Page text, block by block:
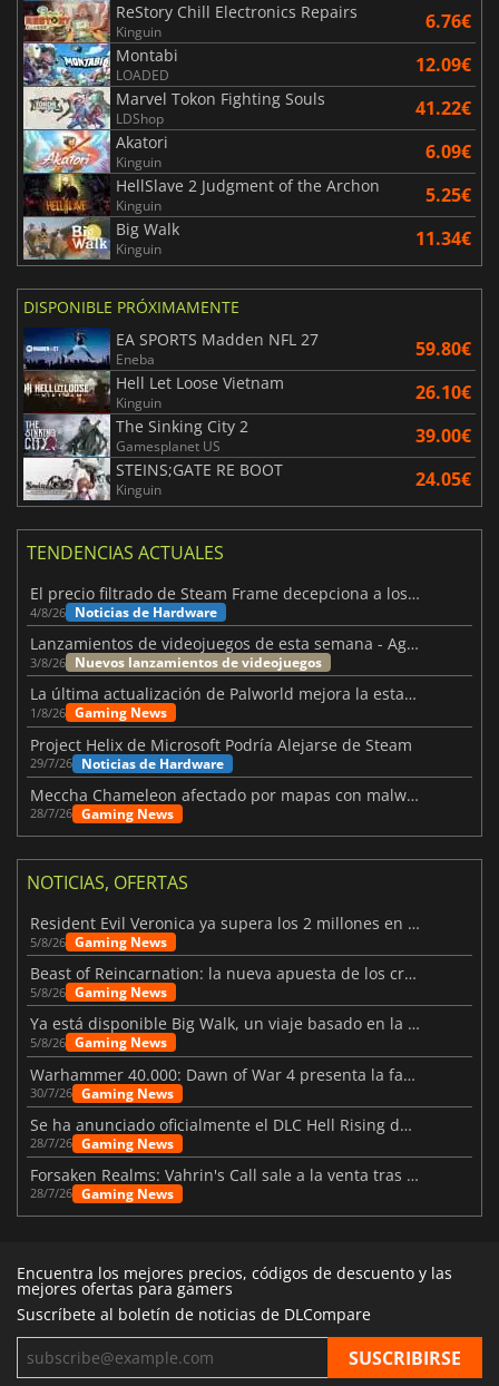
ReStory Chill Electronics Repairs
Kinguin 6.76€
Montabi
LOADED 12.09€
Marvel Tokon Fighting Souls
LDShop 41.22€
Akatori
Kinguin 6.09€
HellSlave 2 Judgment of the Archon
Kinguin 5.25€
Big Walk
Kinguin 11.34€
DISPONIBLE PRÓXIMAMENTE
EA SPORTS Madden NFL 27
Eneba 59.80€
Hell Let Loose Vietnam
Kinguin 26.10€
The Sinking City 2
Gamesplanet US 39.00€
STEINS;GATE RE BOOT
Kinguin 24.05€
TENDENCIAS ACTUALES
El precio filtrado de Steam Frame decepciona a los usuarios
4/8/26 Noticias de Hardware
Lanzamientos de videojuegos de esta semana - Agosto de 2026 (semana 32)
3/8/26 Nuevos lanzamientos de videojuegos
La última actualización de Palworld mejora la estabilidad
1/8/26 Gaming News
Project Helix de Microsoft Podría Alejarse de Steam
29/7/26 Noticias de Hardware
Meccha Chameleon afectado por mapas con malware y Discord
28/7/26 Gaming News
NOTICIAS, OFERTAS
Resident Evil Veronica ya supera los 2 millones en listas de deseados
5/8/26 Gaming News
Beast of Reincarnation: la nueva apuesta de los creadores de Pokémon
5/8/26 Gaming News
Ya está disponible Big Walk, un viaje basado en la amistad
5/8/26 Gaming News
Warhammer 40.000: Dawn of War 4 presenta la facción de los Necrones
30/7/26 Gaming News
Se ha anunciado oficialmente el DLC Hell Rising de Nioh 3
28/7/26 Gaming News
Forsaken Realms: Vahrin's Call sale a la venta tras una década
28/7/26 Gaming News
Encuentra los mejores precios, códigos de descuento y las
mejores ofertas para gamers
Suscríbete al boletín de noticias de DLCompare